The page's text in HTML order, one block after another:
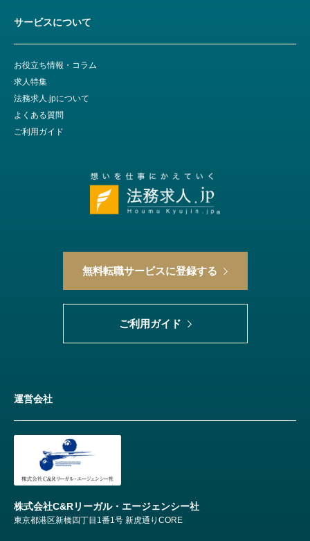
無料転職サービスに登録する
ご利用ガイド
運営会社
株式会社C&Rリーガル・エージェンシー社
東京都港区新橋四丁目1番1号 新虎通りCORE
サービスについて
お役立ち情報・コラム
求人特集
法務求人.jpについて
よくある質問
ご利用ガイド